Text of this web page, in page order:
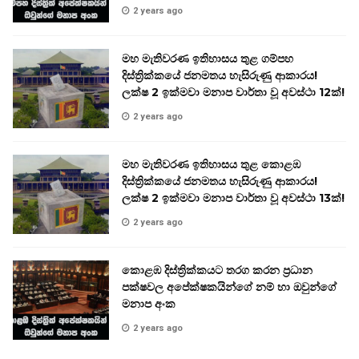
2 years ago
මහ මැතිවරණ ඉතිහාසය තුළ ගම්පහ
දිස්ත්‍රික්කයේ ජනමතය හැසිරුණු ආකාරය!
ලක්ෂ 2 ඉක්මවා මනාප වාර්තා වූ අවස්ථා 12ක්!
2 years ago
මහ මැතිවරණ ඉතිහාසය තුළ කොළඹ
දිස්ත්‍රික්කයේ ජනමතය හැසිරුණු ආකාරය!
ලක්ෂ 2 ඉක්මවා මනාප වාර්තා වූ අවස්ථා 13ක්!
2 years ago
කොළඹ දිස්ත්‍රික්කයට තරග කරන ප්‍රධාන
පක්ෂවල අපේක්ෂකයින්ගේ නම් හා ඔවුන්ගේ
මනාප අංක
2 years ago